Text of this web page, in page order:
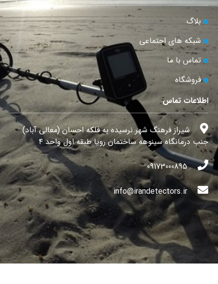
بلاگ
شبکه های اجتماعی
تماس با ما
فروشگاه
اطلاعات تماس
شیراز فرهنگ شهر نرسیده به فلکه احسان (معالی آباد)
جنب درمانگاه سینوهه ساختمان رویا طبقه اول واحد ۴
09173000895
info@irandetectors.ir